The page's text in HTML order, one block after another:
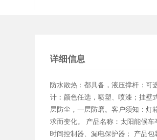
详细信息
防水散热：都具备，液压撑杆：可
计：颜色任选，喷塑、喷漆；挂壁
层防尘，一层防磨。客户须知：灯
求而变化。 产品名称：太阳能候
时间控制器、漏电保护器； 产品